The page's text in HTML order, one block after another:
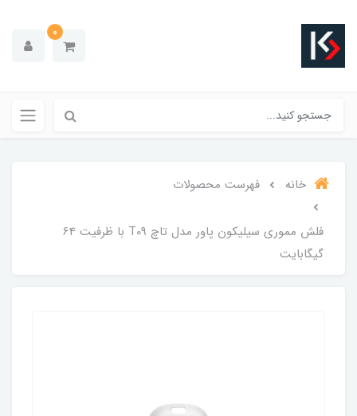
0
خانه فهرست محصولات
فلش مموری سیلیکون پاور مدل تاچ T09 با ظرفیت 64
گیگابایت